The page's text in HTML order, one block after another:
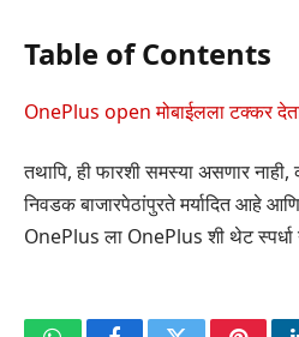
Table of Contents
OnePlus open मोबाईलला टक्कर
तथापि, ही फारशी समस्या असणार
निवडक बाजारपेठांपुरते मर्यादित आहे
OnePlus ला OnePlus शी थेट